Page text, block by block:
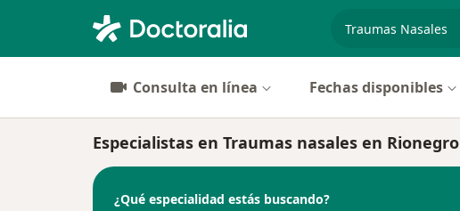
Consulta en línea Fechas disponibles
Especialistas en Traumas nasales en Rionegro
¿Qué especialidad estás buscando?